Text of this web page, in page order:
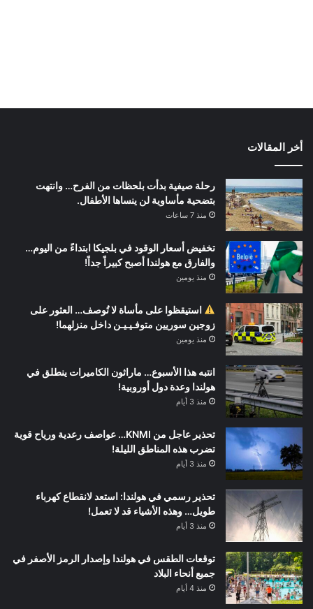
أخر المقالات
رحلة صيفية بدأت بلحظات من الفرح… وانتهت
بتضحية مأساوية لن ينساها الأطفال.
منذ 7 ساعات
تخفيض أسعار الوقود في بلجيكا ابتداءً من اليوم…
والفارق مع هولندا أصبح كبيراً جداً!
منذ يومين
استيقظوا على مأساة لا تُوصف… العثور على
زوجين سوريين متوفـيـيـن داخل منزلهما!
منذ يومين
انتبه هذا الأسبوع… ماراثون الكاميرات ينطلق في
هولندا وعدة دول أوروبية!
منذ 3 أيام
تحذير عاجل من KNMI… عواصف رعدية ورياح قوية
تضرب هذه المناطق الليلة!
منذ 3 أيام
تحذير رسمي في هولندا: استعد لانقطاع كهرباء
طويل… وهذه الأشياء قد لا تعمل!
منذ 3 أيام
توقعات الطقس في هولندا وإصدار الرمز الأصفر في
جميع أنحاء البلاد
منذ 4 أيام